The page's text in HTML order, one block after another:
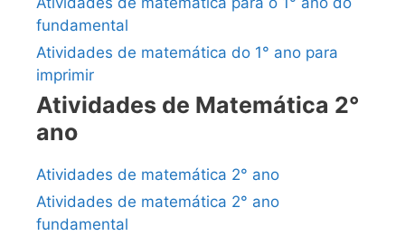
fundamental
Atividades de matemática do 1° ano para
imprimir
Atividades de Matemática 2°
ano
Atividades de matemática 2° ano
Atividades de matemática 2° ano
fundamental